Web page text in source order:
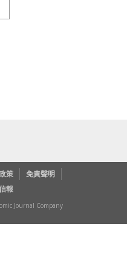
策
免責聲明
報
Journal Company